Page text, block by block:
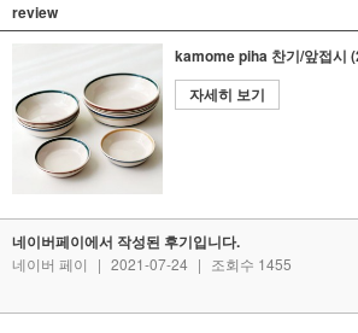
review
kamome piha 찬기/앞접시
자세히 보기
네이버페이에서 작성된 후기입니다.
네이버 페이 | 2021-07-24 | 조회수 1455